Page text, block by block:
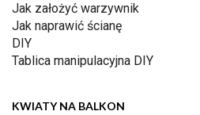
Jak założyć warzywnik
Jak naprawić ścianę
DIY
Tablica manipulacyjna DIY
KWIATY NA BALKON